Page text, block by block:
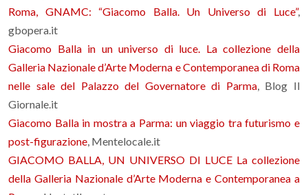
Roma, GNAMC: “Giacomo Balla. Un Universo di Luce”,
gbopera.it
Giacomo Balla in un universo di luce. La collezione della
Galleria Nazionale d’Arte Moderna e Contemporanea di Roma
nelle sale del Palazzo del Governatore di Parma, Blog Il
Giornale.it
Giacomo Balla in mostra a Parma: un viaggio tra futurismo e
post-figurazione, Mentelocale.it
GIACOMO BALLA, UN UNIVERSO DI LUCE La collezione
della Galleria Nazionale d’Arte Moderna e Contemporanea a